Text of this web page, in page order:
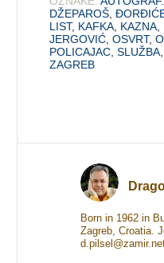
DŽEPAROŠ ,
LIST, KAFKA KAZNA
JERGOVIĆ ,OSVRT,
POLICAJAC ,SLUŽBA
ZAGREB
Born in 1962 in
Zagreb, Croatia.